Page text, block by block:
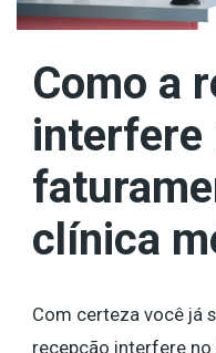
Como a
interfere
clínica
Com certeza você já
recepção interfere